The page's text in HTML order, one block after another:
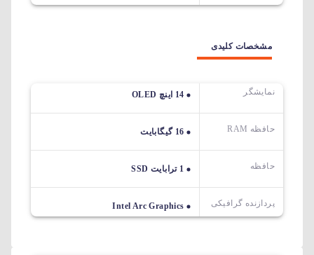
مشخصات کلیدی
نمایشگر 14 اینچ OLED
حافظه RAM 16 گیگابایت
حافظه 1 ترابایت SSD
پردازنده گرافیکی Intel Arc Graphics